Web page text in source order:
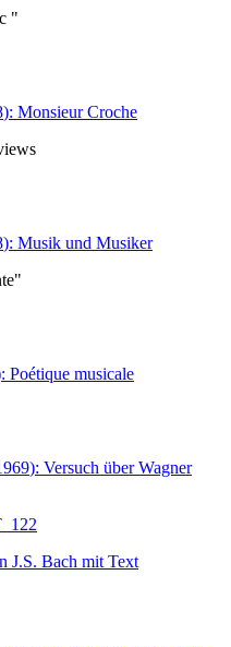
"
): Monsieur Croche
): Musik und Musiker
: Poétique musicale
): Versuch über Wagner
J.S. Bach mit Text